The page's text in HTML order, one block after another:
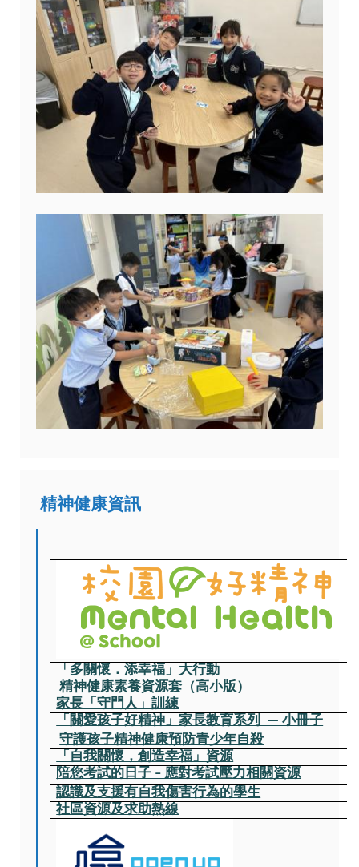
精神健康資訊
「多關懷．添幸福」大行動
精神健康素養資源套（高小版）
家長「守門人」訓練
「關愛孩子好精神」家長教育系列  — 小冊子
守護孩⼦精神健康預防⻘少年⾃殺
「自我關懷，創造幸福」資源
陪您考試的日子 – 應對考試壓力相關資源
認識及支援有自我傷害行為的學生
社區資源及求助熱線